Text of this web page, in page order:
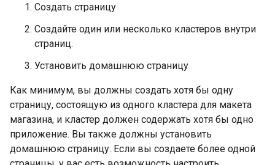
Создать страницу
Создайте один или несколько кластеров внутри
страниц.
Установить домашнюю страницу
Как минимум, вы должны создать хотя бы одну
страницу, состоящую из одного кластера для макета
магазина, и кластер должен содержать хотя бы одно
приложение. Вы также должны установить
домашнюю страницу. Если вы создаете более одной